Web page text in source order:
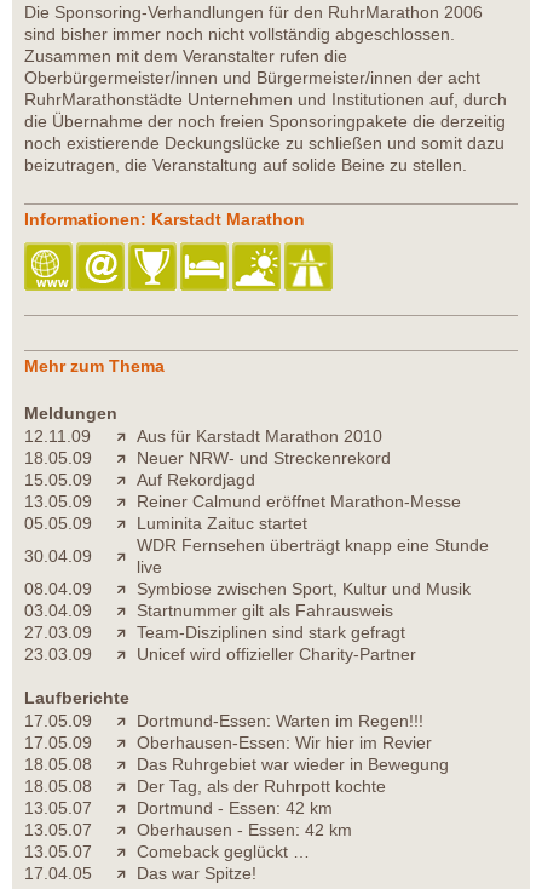
Die Sponsoring-Verhandlungen für den RuhrMarathon 2006
sind bisher immer noch nicht vollständig abgeschlossen.
Zusammen mit dem Veranstalter rufen die
Oberbürgermeister/innen und Bürgermeister/innen der acht
RuhrMarathonstädte Unternehmen und Institutionen auf, durch
die Übernahme der noch freien Sponsoringpakete die derzeitig
noch existierende Deckungslücke zu schließen und somit dazu
beizutragen, die Veranstaltung auf solide Beine zu stellen.
Informationen: Karstadt Marathon
Mehr zum Thema
Meldungen
12.11.09
Aus für Karstadt Marathon 2010
18.05.09
Neuer NRW- und Streckenrekord
15.05.09
Auf Rekordjagd
13.05.09
Reiner Calmund eröffnet Marathon-Messe
05.05.09
Luminita Zaituc startet
30.04.09
WDR Fernsehen überträgt knapp eine Stunde
live
08.04.09
Symbiose zwischen Sport, Kultur und Musik
03.04.09
Startnummer gilt als Fahrausweis
27.03.09
Team-Disziplinen sind stark gefragt
23.03.09
Unicef wird offizieller Charity-Partner
Laufberichte
17.05.09
Dortmund-Essen: Warten im Regen!!!
17.05.09
Oberhausen-Essen: Wir hier im Revier
18.05.08
Das Ruhrgebiet war wieder in Bewegung
18.05.08
Der Tag, als der Ruhrpott kochte
13.05.07
Dortmund - Essen: 42 km
13.05.07
Oberhausen - Essen: 42 km
13.05.07
Comeback geglückt …
17.04.05
Das war Spitze!